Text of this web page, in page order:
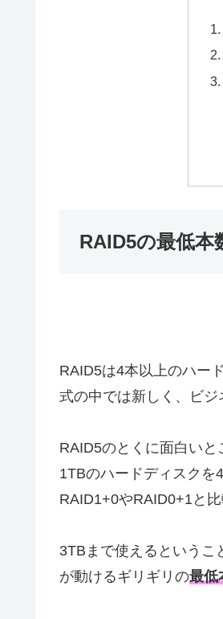
RAID5の最低本
RAID5は4本以上のハー
式の中では新しく、ビジ
RAID5のとくに面白いと
1TBのハードディスクを
RAID1+0やRAID0+1と
3TBまで使えるというこ
が動けるギリギリの最低